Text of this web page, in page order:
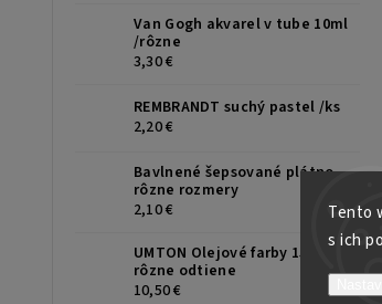
Tento
s ich
Van Gogh akvarel v tube 10ml
/rôzne
3,30 €
REMBRANDT suchý pastel /ks
2,20 €
Bavlnené šepsované plátno,
rôzne rozmery
2,10 €
UMTON Olejové farby 150ml,
rôzne odtiene
10,50 €